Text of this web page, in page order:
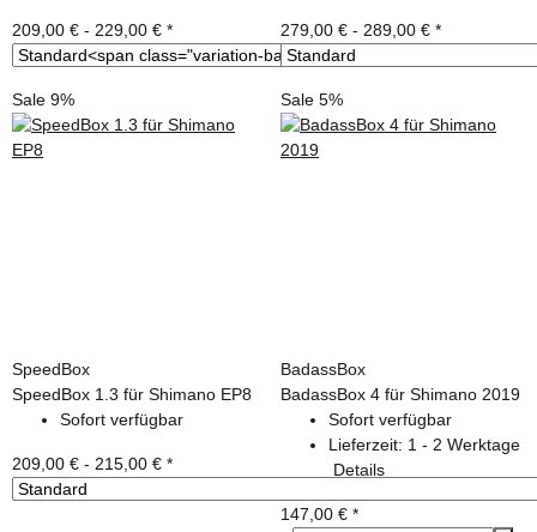
209,00 € - 229,00 € * 279,00 € - 289,00 € *
Sale 9%
SpeedBox
SpeedBox 1.3 für Shimano EP8
Sofort verfügbar
209,00 € - 215,00 € *
Sale 5%
BadassBox
BadassBox 4 für Shimano 2019
Sofort verfügbar
Lieferzeit: 1 - 2 Werktage
Details
147,00 € *